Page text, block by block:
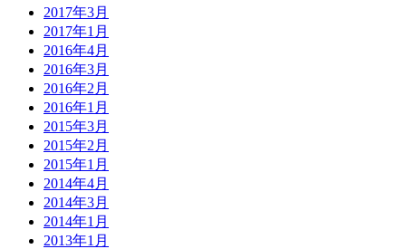
2017年3月
2017年1月
2016年4月
2016年3月
2016年2月
2016年1月
2015年3月
2015年2月
2015年1月
2014年4月
2014年3月
2014年1月
2013年1月